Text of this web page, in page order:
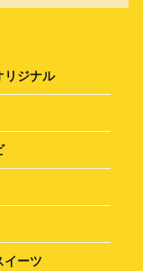
リジナル
イーツ